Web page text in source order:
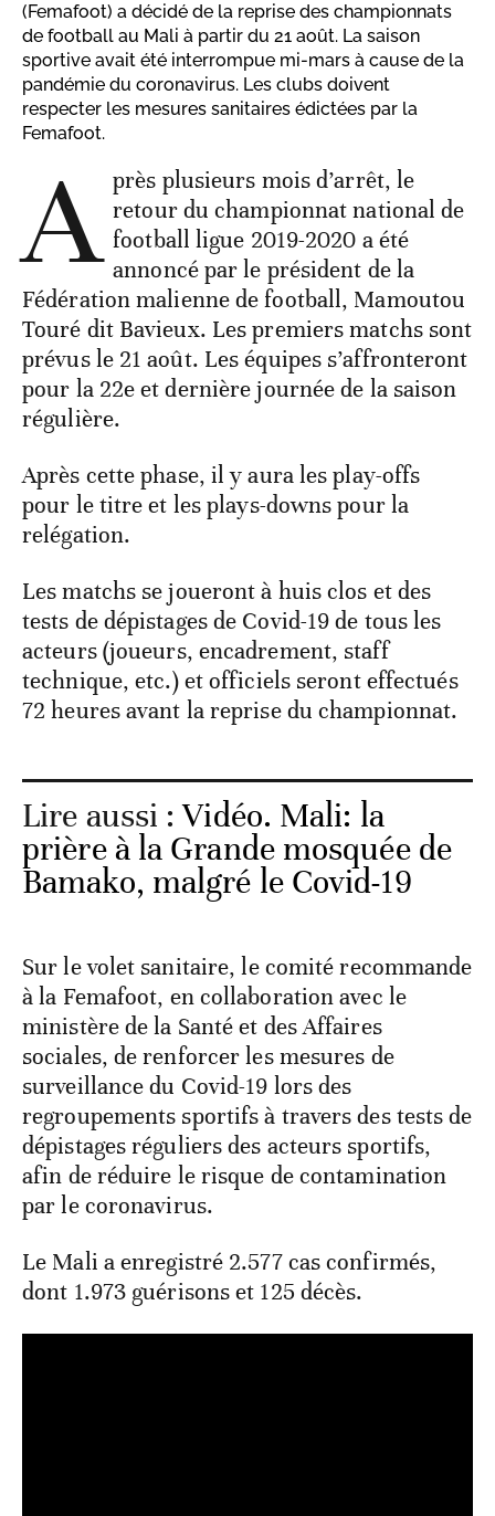
(Femafoot) a décidé de la reprise des championnats
de football au Mali à partir du 21 août. La saison
sportive avait été interrompue mi-mars à cause de la
pandémie du coronavirus. Les clubs doivent
respecter les mesures sanitaires édictées par la
Femafoot.
A près plusieurs mois d’arrêt, le
retour du championnat national de
football ligue 2019-2020 a été
annoncé par le président de la
Fédération malienne de football, Mamoutou
Touré dit Bavieux. Les premiers matchs sont
prévus le 21 août. Les équipes s’affronteront
pour la 22e et dernière journée de la saison
régulière.
Après cette phase, il y aura les play-offs
pour le titre et les plays-downs pour la
relégation.
Les matchs se joueront à huis clos et des
tests de dépistages de Covid-19 de tous les
acteurs (joueurs, encadrement, staff
technique, etc.) et officiels seront effectués
72 heures avant la reprise du championnat.
Lire aussi :Vidéo. Mali: la
prière à la Grande mosquée de
Bamako, malgré le Covid-19
Sur le volet sanitaire, le comité recommande
à la Femafoot, en collaboration avec le
ministère de la Santé et des Affaires
sociales, de renforcer les mesures de
surveillance du Covid-19 lors des
regroupements sportifs à travers des tests de
dépistages réguliers des acteurs sportifs,
afin de réduire le risque de contamination
par le coronavirus.
Le Mali a enregistré 2.577 cas confirmés,
dont 1.973 guérisons et 125 décès.